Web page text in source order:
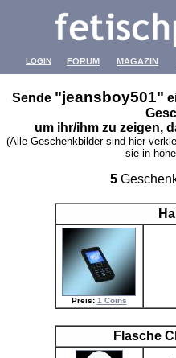
LOGIN FORUM MAGAZIN
Sende "jeansboy501"
um ihr/ihm zu zeigen,
(Alle Geschenkbilder sind hier
sie in
5
Preis: 1 Coins
Flasche